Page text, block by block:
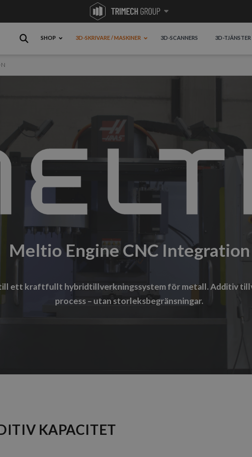
SHOP 3D-SKRIVARE / MASKINER 3D-SCANNERS 3D-TJÄNSTER
Meltio Engine CNC Integration
ett kraftfullt hybridtillverkningssystem för metall. Additiv
process – utan storleksbegränsningar.
KAPACITET